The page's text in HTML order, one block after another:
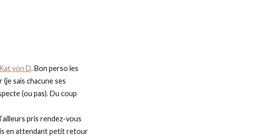
Kat von D. Bon perso les
(je sais chacune ses
(ou pas). Du coup
pris rendez-vous
en attendant petit retour